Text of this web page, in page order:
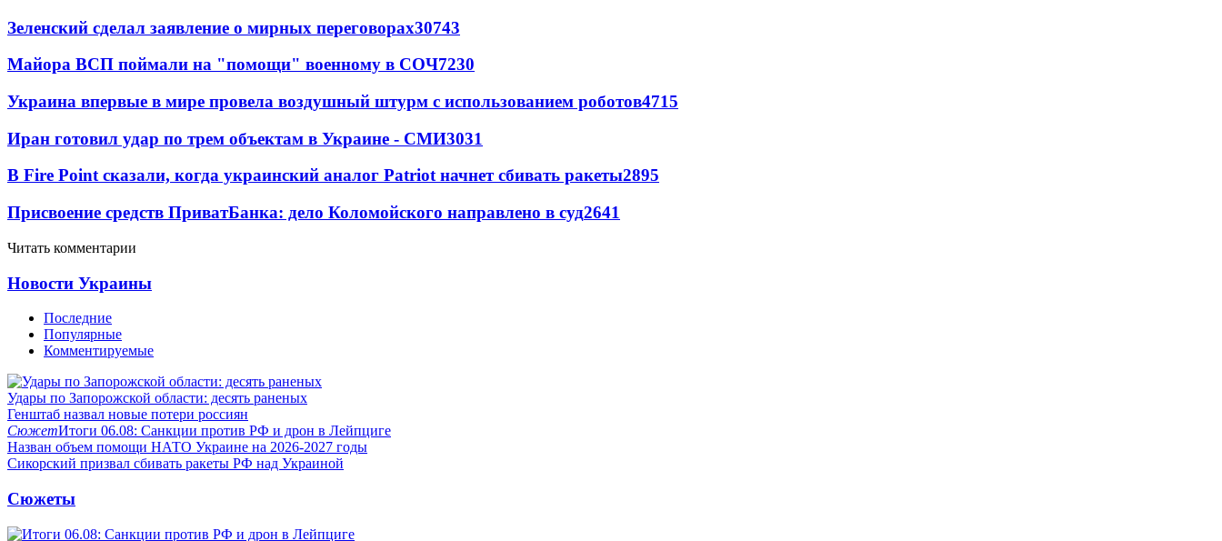
Зеленский сделал заявление о мирных переговорах30743
Майора ВСП поймали на "помощи" военному в СОЧ7230
Украина впервые в мире провела воздушный штурм с использованием роботов4715
Иран готовил удар по трем объектам в Украине - СМИ3031
В Fire Point сказали, когда украинский аналог Patriot начнет сбивать ракеты2895
Присвоение средств ПриватБанка: дело Коломойского направлено в суд2641
Читать комментарии
Новости Украины
Последние
Популярные
Комментируемые
Удары по Запорожской области: десять раненых
Генштаб назвал новые потери россиян
СюжетИтоги 06.08: Санкции против РФ и дрон в Лейпциге
Назван объем помощи НАТО Украине на 2026-2027 годы
Сикорский призвал сбивать ракеты РФ над Украиной
Сюжеты